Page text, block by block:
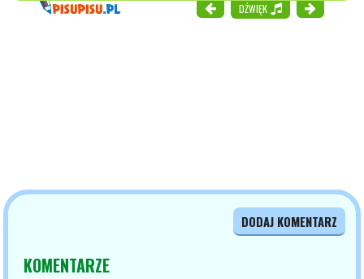
DŹWIĘK
DODAJ KOMENTARZ
KOMENTARZE